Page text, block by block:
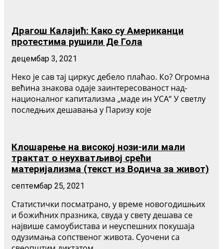
Драгош Калајић: Како су Американци
протестима рушили Де Гола
децембар 3, 2021
Неко је сав тај циркус дебело плаћао. Ко? Огромна
већина знакова одаје заинтересованост над-
националног капитализма „маде ин УСА“ У светлу
последњих дешавања у Паризу које
Клошарење на високој нози-или мали
трактат о неухватљивој срећи
материјализма (текст из Водича за живот)
септембар 25, 2021
Статистички посматрано, у време новогодишњих
и божићних празника, свуда у свету дешава се
највише самоубистава и неуспешних покушаја
одузимања сопственог живота. Суочени са